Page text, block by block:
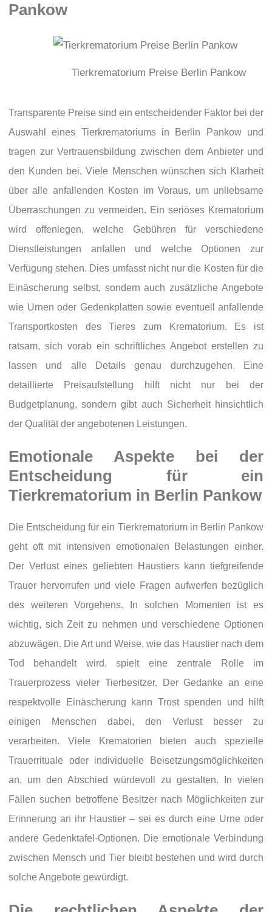
Pankow
Tierkrematorium Preise Berlin Pankow
Transparente Preise sind ein entscheidender Faktor bei der
Auswahl eines Tierkrematoriums in Berlin Pankow und
tragen zur Vertrauensbildung zwischen dem Anbieter und
den Kunden bei. Viele Menschen wünschen sich Klarheit
über alle anfallenden Kosten im Voraus, um unliebsame
Überraschungen zu vermeiden. Ein seriöses Krematorium
wird offenlegen, welche Gebühren für verschiedene
Dienstleistungen anfallen und welche Optionen zur
Verfügung stehen. Dies umfasst nicht nur die Kosten für die
Einäscherung selbst, sondern auch zusätzliche Angebote
wie Urnen oder Gedenkplatten sowie eventuell anfallende
Transportkosten des Tieres zum Krematorium. Es ist
ratsam, sich vorab ein schriftliches Angebot erstellen zu
lassen und alle Details genau durchzugehen. Eine
detaillierte Preisaufstellung hilft nicht nur bei der
Budgetplanung, sondern gibt auch Sicherheit hinsichtlich
der Qualität der angebotenen Leistungen.
Emotionale Aspekte bei der
Entscheidung für ein
Tierkrematorium in Berlin Pankow
Die Entscheidung für ein Tierkrematorium in Berlin Pankow
geht oft mit intensiven emotionalen Belastungen einher.
Der Verlust eines geliebten Haustiers kann tiefgreifende
Trauer hervorrufen und viele Fragen aufwerfen bezüglich
des weiteren Vorgehens. In solchen Momenten ist es
wichtig, sich Zeit zu nehmen und verschiedene Optionen
abzuwägen. Die Art und Weise, wie das Haustier nach dem
Tod behandelt wird, spielt eine zentrale Rolle im
Trauerprozess vieler Tierbesitzer. Der Gedanke an eine
respektvolle Einäscherung kann Trost spenden und hilft
einigen Menschen dabei, den Verlust besser zu
verarbeiten. Viele Krematorien bieten auch spezielle
Trauerrituale oder individuelle Beisetzungsmöglichkeiten
an, um den Abschied würdevoll zu gestalten. In vielen
Fällen suchen betroffene Besitzer nach Möglichkeiten zur
Erinnerung an ihr Haustier – sei es durch eine Urne oder
andere Gedenktafel-Optionen. Die emotionale Verbindung
zwischen Mensch und Tier bleibt bestehen und wird durch
solche Angebote gewürdigt.